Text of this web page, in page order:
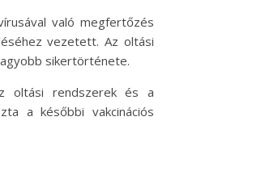
való megfertőzés
vezetett. Az oltási
sikertörténete.
oltási rendszerek és a
a későbbi vakcinációs